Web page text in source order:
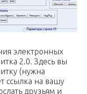
электронных
2.0. Здесь вы
(нужна
ссылка на вашу
друзьям и